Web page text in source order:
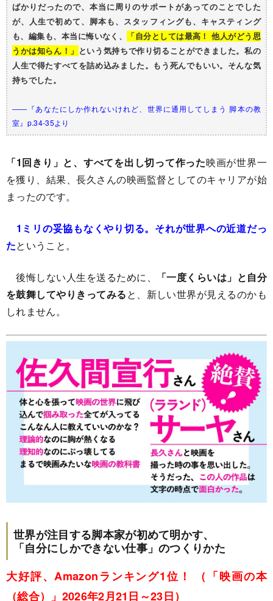
ばかりだったので、本当に周りのサポートがあってのことでした
が、人生で初めて、脚本も、スタッフィングも、キャスティング
も、編集も、本当に悔いなく、
「自分としては最高！ 他人がどう思
うかは知らん！」 という気持ちで作り切ることができました。私の
人生で得たすべてを詰め込みました。もう死んでもいい。そんな気
持ちでした。
――『あなたにしか作れないけれど、世界に通用してしまう 脚本の教
室』p.34-35より
「1回きり」と、すべてを出し切って作った映画が世界一
を獲り、結果、長久さんの映画監督としてのキャリアが始
まったのです。
1ミリの妥協もなくやり切る。それが世界への近道だっ
たということ。
後悔しない人生を送るために、
「一度くらいは」と自分
を鼓舞してやりきってみると、新しい世界が見えるのかも
しれません。
世界が注目する脚本家が初めて明かす、
「自分にしかできない仕事」のつくりかた
大好評、Amazonランキング1位！ （「映画の本
（総合）」2026年2月21日～23日）